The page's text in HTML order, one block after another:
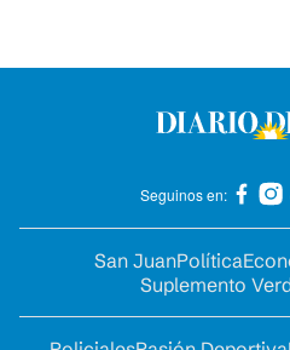
Seguinos en:
San JuanPolítica
Suplemento